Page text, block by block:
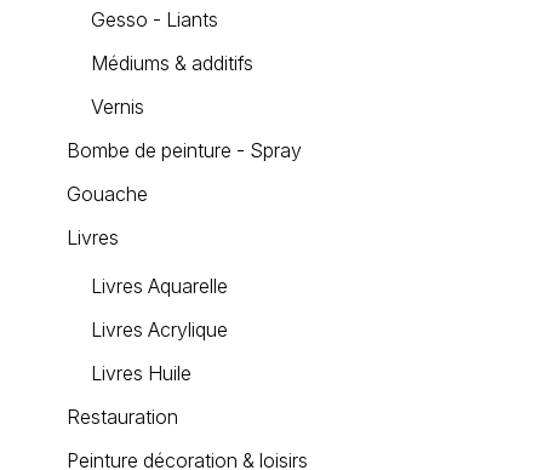
Gesso - Liants
Médiums & additifs
Vernis
Bombe de peinture - Spray
Gouache
Livres
Livres Aquarelle
Livres Acrylique
Livres Huile
Restauration
Peinture décoration & loisirs